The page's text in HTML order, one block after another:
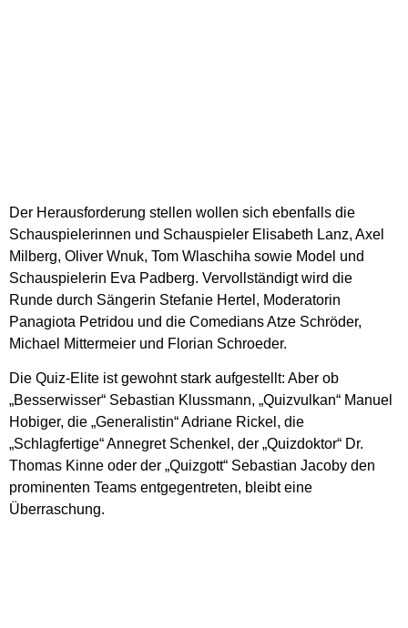
Der Herausforderung stellen wollen sich ebenfalls die
Schauspielerinnen und Schauspieler Elisabeth Lanz, Axel
Milberg, Oliver Wnuk, Tom Wlaschiha sowie Model und
Schauspielerin Eva Padberg. Vervollständigt wird die
Runde durch Sängerin Stefanie Hertel, Moderatorin
Panagiota Petridou und die Comedians Atze Schröder,
Michael Mittermeier und Florian Schroeder.
Die Quiz-Elite ist gewohnt stark aufgestellt: Aber ob
„Besserwisser“ Sebastian Klussmann, „Quizvulkan“ Manuel
Hobiger, die „Generalistin“ Adriane Rickel, die
„Schlagfertige“ Annegret Schenkel, der „Quizdoktor“ Dr.
Thomas Kinne oder der „Quizgott“ Sebastian Jacoby den
prominenten Teams entgegentreten, bleibt eine
Überraschung.